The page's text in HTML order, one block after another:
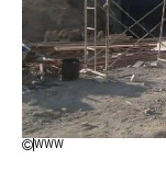
WWW